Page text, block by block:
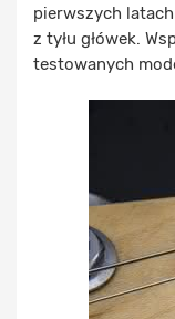
pierwszych
z tyłu główek.
testowanych